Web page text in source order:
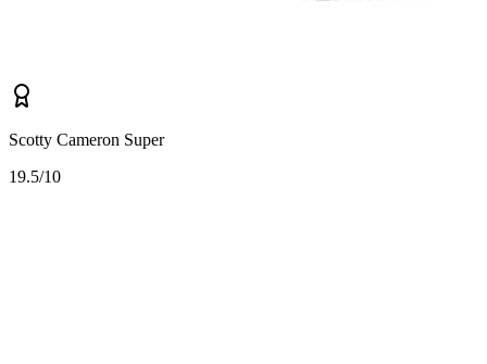
Scotty Cameron Super
19.5/10